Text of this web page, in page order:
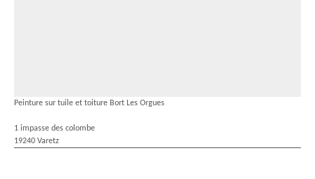
Peinture sur tuile et toiture Bort Les Orgues
1 impasse des colombe
19240 Varetz